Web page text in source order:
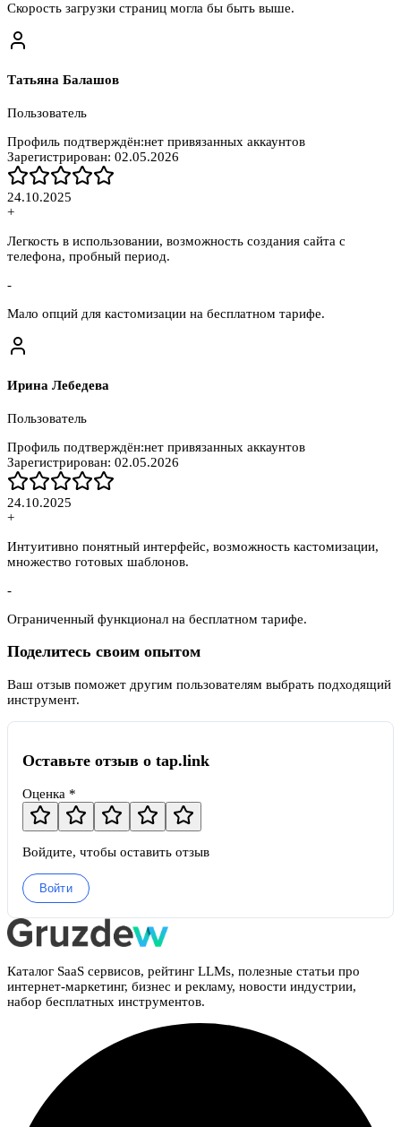
Скорость загрузки страниц могла бы быть выше.
Татьяна Балашов
Пользователь
Профиль подтверждён:нет привязанных аккаунтов
Зарегистрирован: 02.05.2026
24.10.2025
+
Легкость в использовании, возможность создания сайта с
телефона, пробный период.
-
Мало опций для кастомизации на бесплатном тарифе.
Ирина Лебедева
Пользователь
Профиль подтверждён:нет привязанных аккаунтов
Зарегистрирован: 02.05.2026
24.10.2025
+
Интуитивно понятный интерфейс, возможность кастомизации,
множество готовых шаблонов.
-
Ограниченный функционал на бесплатном тарифе.
Поделитесь своим опытом
Ваш отзыв поможет другим пользователям выбрать подходящий
инструмент.
Оставьте отзыв о tap.link
Оценка *
Войдите, чтобы оставить отзыв
Войти
Каталог SaaS сервисов, рейтинг LLMs, полезные статьи про
интернет-маркетинг, бизнес и рекламу, новости индустрии,
набор бесплатных инструментов.